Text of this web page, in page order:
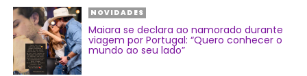
NOVIDADES
Maiara se declara ao namorado durante
viagem por Portugal: “Quero conhecer o
mundo ao seu lado”